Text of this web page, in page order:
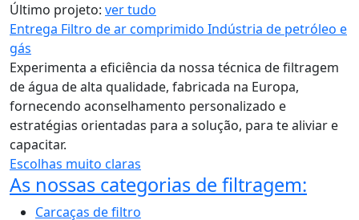
Último projeto: ver tudo
Entrega Filtro de ar comprimido Indústria de petróleo e
gás
Experimenta a eficiência da nossa técnica de filtragem
de água de alta qualidade, fabricada na Europa,
fornecendo aconselhamento personalizado e
estratégias orientadas para a solução, para te aliviar e
capacitar.
Escolhas muito claras
As nossas categorias de filtragem:
Carcaças de filtro